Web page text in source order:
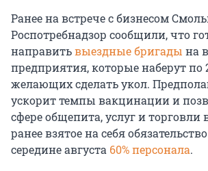
Ранее на встрече с бизнесом
Роспотребнадзор сообщили, что
направитьвыездные бригады на
предприятия, которые наберут по
желающих сделать укол.
ускорит темпы вакцинации и
сфере общепита, услуг и
ранее взятое на себя
середине августа 60% персонала.